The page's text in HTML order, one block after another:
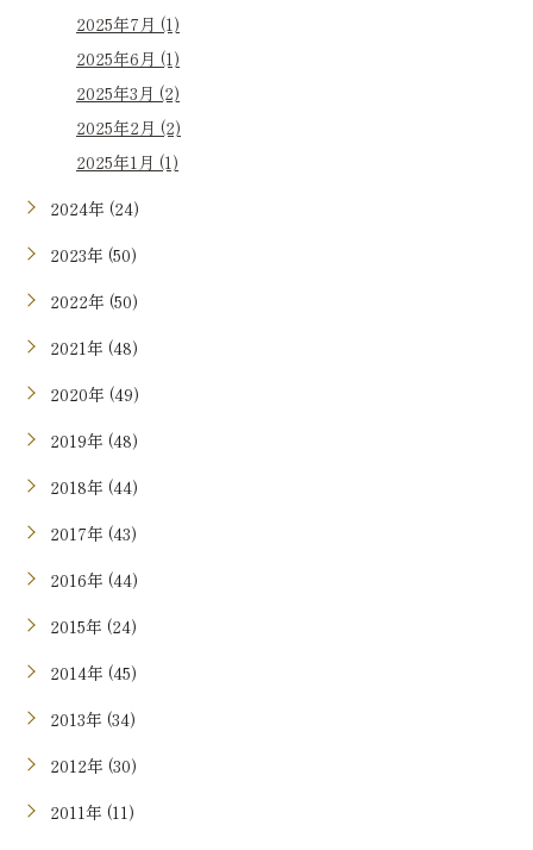
2025年7月 (1)
2025年6月 (1)
2025年3月 (2)
2025年2月 (2)
2025年1月 (1)
2024年 (24)
2023年 (50)
2022年 (50)
2021年 (48)
2020年 (49)
2019年 (48)
2018年 (44)
2017年 (43)
2016年 (44)
2015年 (24)
2014年 (45)
2013年 (34)
2012年 (30)
2011年 (11)